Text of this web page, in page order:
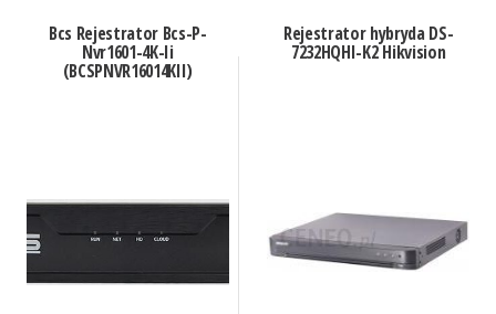
Bcs Rejestrator Bcs-P-
Nvr1601-4K-Ii
(BCSPNVR16014KII)
Rejestrator hybryda DS-
7232HQHI-K2 Hikvision